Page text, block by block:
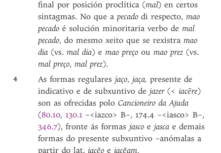
final por posición proclítica (mal) en certos
sintagmas. No que apecadodi respecto,mao
pecado é solución minoritaria verbo demal
pecado, do mesmo xeito que se rexistramao
dia (vs.mal dia) emao preçooumao prez (vs.
mal preço, mal prez).
4 As formas regularesjaço,jaça, presente de
indicativo e de subxuntivo dejazer(< iacēre)
son as ofrecidas poloCancioneiro da Ajuda
(80.10, 130.1 –<iazco> B–, 174.4 –<iasco> B–,
346.7), fronte ás formasjascoejascae demais
formas do presente subxuntivo –anómalas a
partir do lat. iacĕoe iacĕam,